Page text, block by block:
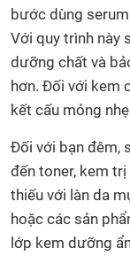
bước dùng
Với quy trình này
dưỡng chất và
hơn. Đối với kem
kết cấu mỏng
Đối với bạn đêm,
đến toner, kem
thiếu với làn da
hoặc các sản
lớp kem dưỡng